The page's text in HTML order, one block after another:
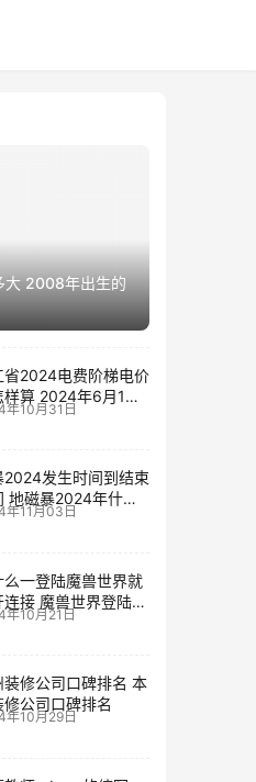
2008年出生的
省2024电费阶梯电价
样算 2024年6月1日
涨价
年10月31日
2024发生时间到结束
地磁暴2024年什么
年11月03日
么一登陆魔兽世界就
连接 魔兽世界登陆不
年10月21日
装修公司口碑排名 本
修公司口碑排名
年10月29日